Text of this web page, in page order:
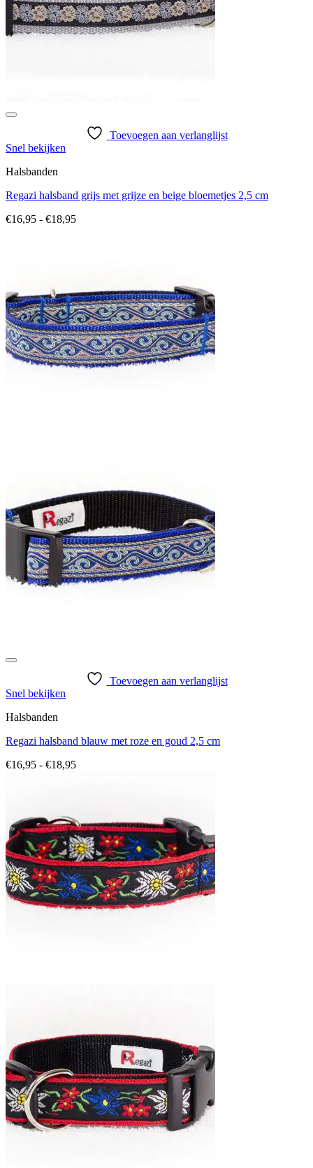
Toevoegen aan verlanglijst
Snel bekijken
Halsbanden
Regazi halsband grijs met grijze en beige bloemetjes 2,5 cm
€16,95 - €18,95Prijsklasse:
Toevoegen aan verlanglijst
Snel bekijken
Halsbanden
Regazi halsband blauw met roze en goud 2,5 cm
€16,95 - €18,95Prijsklasse: